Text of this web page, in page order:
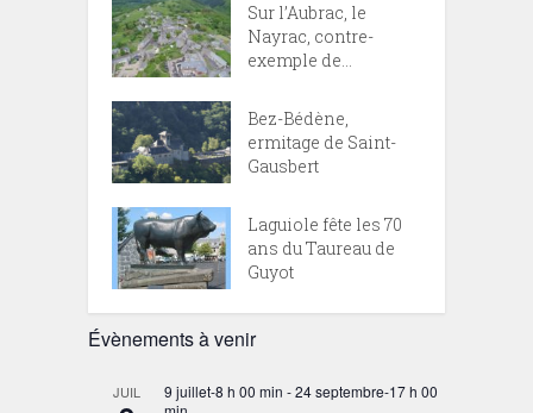
Sur l’Aubrac, le
Nayrac, contre-
exemple de...
Bez-Bédène,
ermitage de Saint-
Gausbert
Laguiole fête les 70
ans du Taureau de
Guyot
Évènements à venir
JUIL 9 juillet-8 h 00 min -24 septembre-17 h 00